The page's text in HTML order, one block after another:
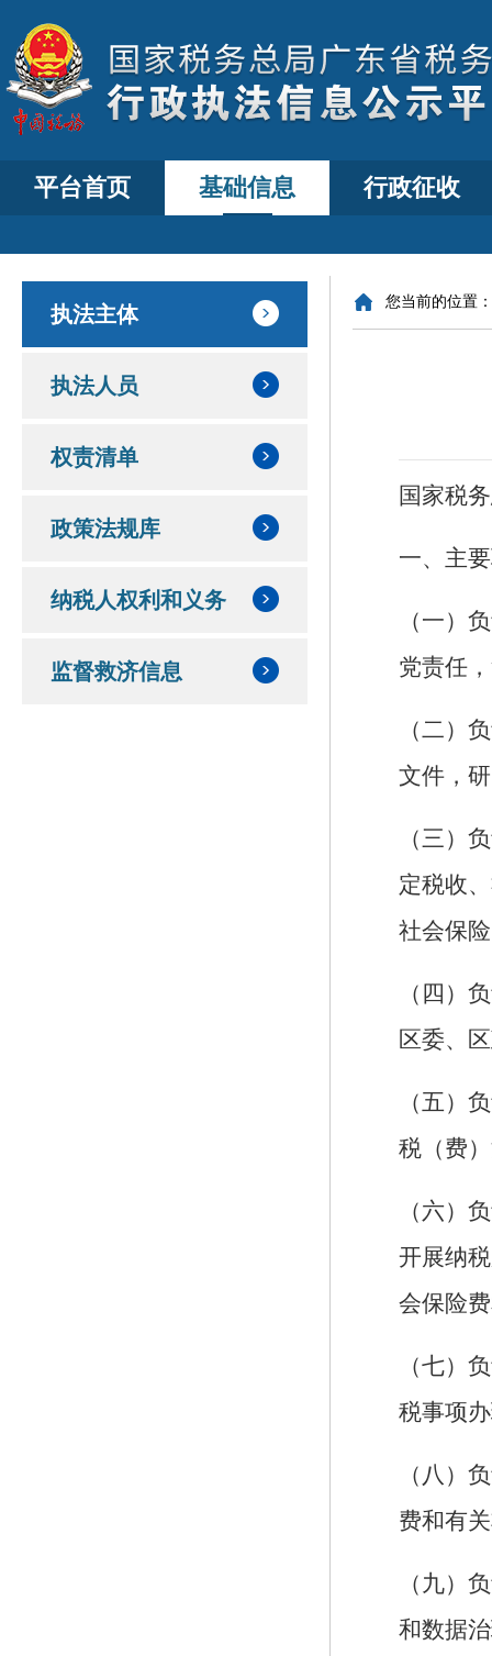
平台首页 基础信息 行政征收
执法主体
执法人员
权责清单
政策法规库
纳税人权利和义务
监督救济信息
您当前的位置
国家税
一、主
（一）
党责任
（二）
文件，
（三）
定税收
社会保
（四）
区委、
（五）
税（费
（六）
开展纳
会保险
（七）
税事项
（八）
费和有
（九）
和数据